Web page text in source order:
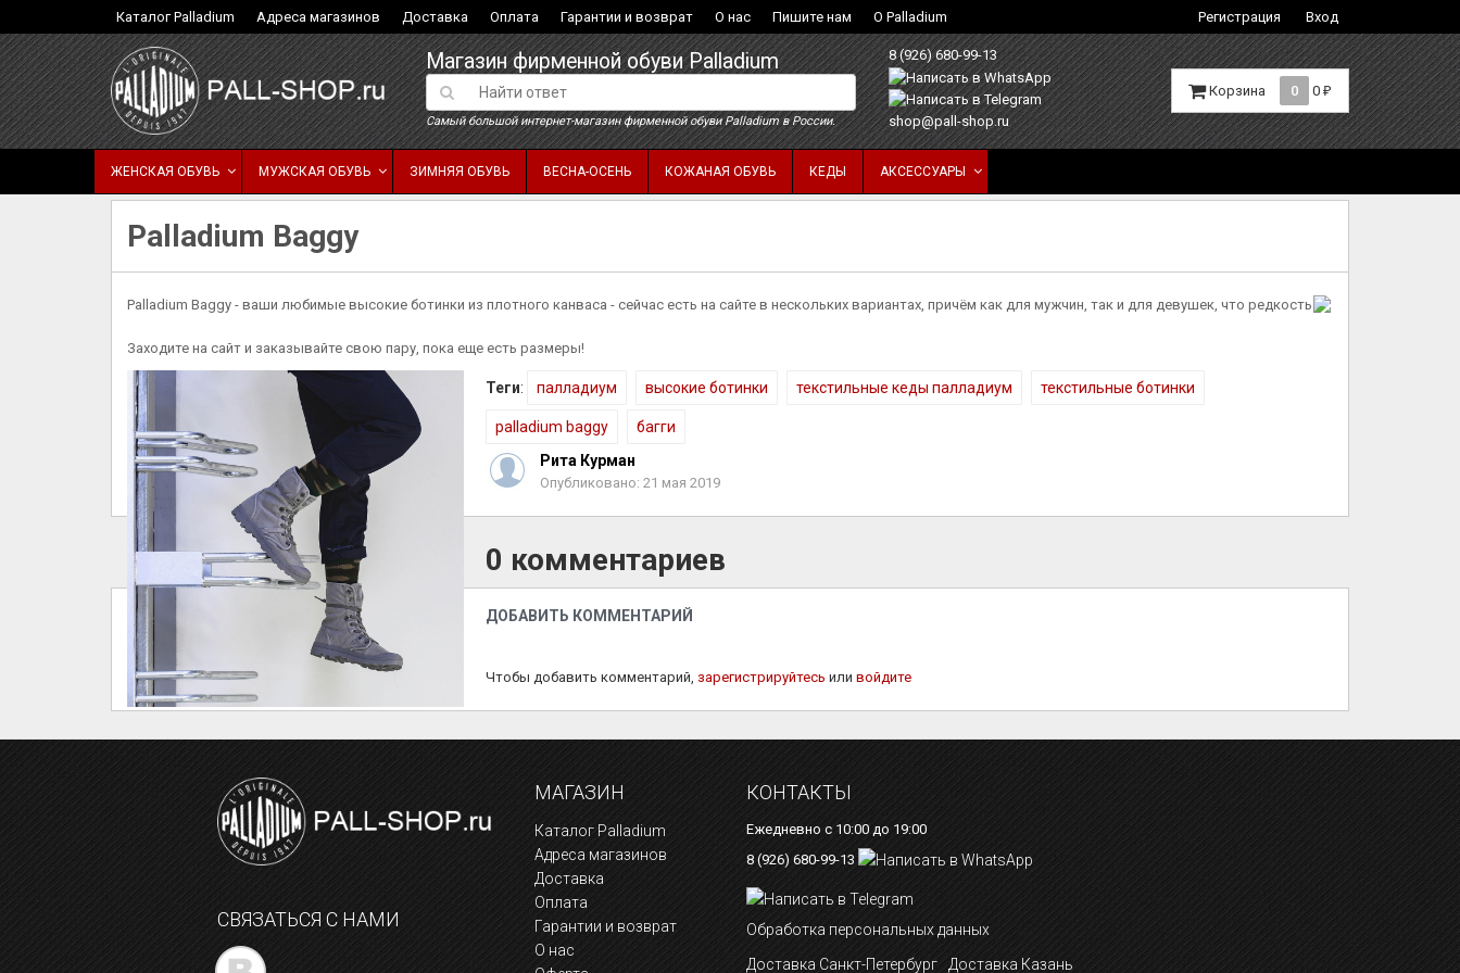
Каталог Palladium Адреса магазинов Доставка Оплата Гарантии и возврат О нас Пишите нам О Palladium Регистрация Вход
Магазин фирменной обуви Palladium
Самый большой интернет-магазин фирменной обуви Palladium в России.
8 (926) 680-99-13
shop@pall-shop.ru
Корзина 0 0 ₽
ЖЕНСКАЯ ОБУВЬ МУЖСКАЯ ОБУВЬ ЗИМНЯЯ ОБУВЬ ВЕСНА-ОСЕНЬ КОЖАНАЯ ОБУВЬ КЕДЫ АКСЕССУАРЫ
Palladium Baggy
Palladium Baggy - ваши любимые высокие ботинки из плотного канваса - сейчас есть на сайте в нескольких вариантах, причём как для мужчин, так и для девушек, что редкость
Заходите на сайт и заказывайте свою пару, пока еще есть размеры!
Теги: палладиум высокие ботинки текстильные кеды палладиум текстильные ботинки
palladium baggy
багги
Рита Курман
Опубликовано: 21 мая 2019
0 комментариев
ДОБАВИТЬ КОММЕНТАРИЙ
Чтобы добавить комментарий, зарегистрируйтесь или войдите
СВЯЗАТЬСЯ С НАМИ
МАГАЗИН
Каталог Palladium
Адреса магазинов
Доставка
Оплата
Гарантии и возврат
О нас
КОНТАКТЫ
Ежедневно с 10:00 до 19:00
8 (926) 680-99-13
Обработка персональных данных
Доставка Санкт-Петербург
Доставка Казань